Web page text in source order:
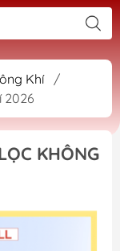
Khí
/
2026
KHÔNG